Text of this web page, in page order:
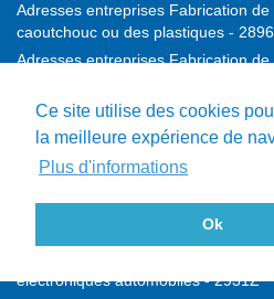
Ce site utilise des cookies
la meilleure expérience de
Plus d'informations
Ok
Adresses entreprises Fabrication
caoutchouc ou des plastiques -
Adresses entreprises Fabrication
Adresses entreprises Fabrication
- 2899B
Adresses entreprises Construction
2910Z
Adresses entreprises Fabrication
Adresses entreprises Fabrication
électroniques automobiles - 2931Z